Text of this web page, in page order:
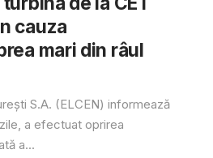
cauza
mari din râul
S.A. (ELCEN) informează
a efectuat oprirea
a...